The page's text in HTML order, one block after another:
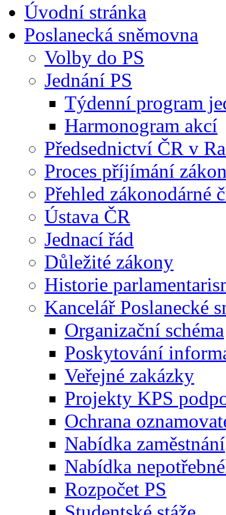
Úvodní stránka
Poslanecká sněmovna
Volby do PS
Jednání PS
Týdenní program
Harmonogram akcí
Předsednictví ČR v
Proces příjímání
Přehled zákonodárné
Ústava ČR
Jednací řád
Důležité zákony
Historie
Kancelář Poslanecké
Organizační schéma
Poskytování
Veřejné zakázky
Projekty KPS
Ochrana
Nabídka zaměstnání
Nabídka
Rozpočet PS